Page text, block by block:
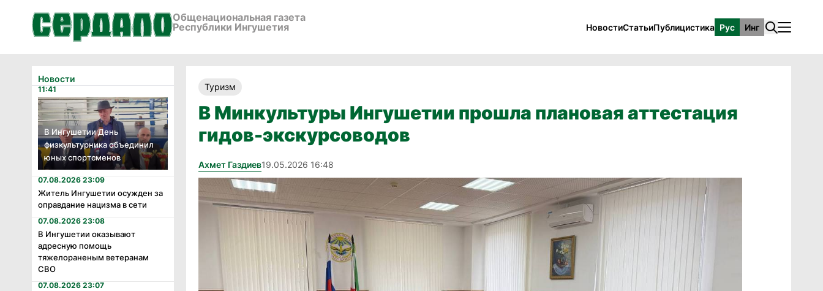
Общенациональная газета
Республики Ингушетия
НовостиСтатьиПублицистика Рус Инг
Новости
11:41
В Ингушетии День
физкультурника объединил
юных спортсменов
07.08.2026 23:09
Житель Ингушетии осужден за
оправдание нацизма в сети
07.08.2026 23:08
В Ингушетии оказывают
адресную помощь
тяжелораненым ветеранам
СВО
07.08.2026 23:07
Туризм
В Минкультуры Ингушетии прошла плановая аттестация
гидов-экскурсоводов
Ахмет Газдиев19.05.2026 16:48